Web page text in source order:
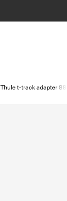
Thule t-track adapter